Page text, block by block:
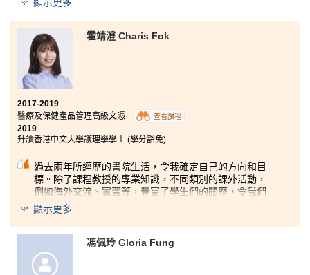
我才能得到不錯成績，成功入讀心儀的大學。除此，課程提供不
同實習機會，讓同學們將課程知識活學活用，例如我們於暑假期
間有機會到台中一所醫院進行兩星期的實習。
在DSE失手的你們不用灰心，因為我相信只要有夢再加上努力，
每一條路都能引領你們到達目的地。
顯示更多
霍靖澄 Charis Fok
2017-2019
醫療及保健產品管理高級文憑
查看課程
2019
升讀香港中文大學護理學學士 (學分豁免)
過去兩年所經歷的書院生活，令我確定自己的方向和目
標。除了課程教授的專業知識，不同類別的課外活動，
例如海外交流、實習等，豐富了學生們的閱歷，令我們
可以學到書本以外寶貴的經驗和知識，從中成長。在這
兩年間，我學會了如何面對不如意事，因此我不會視這
兩年為浪費時間，而是另一種經歷。我很感謝各位師
長、學生發展資源中心的輔導主任和同學們給予我的支
持和機會，成就了我入讀大學的理想。
顯示更多
馮佩玲 Gloria Fung